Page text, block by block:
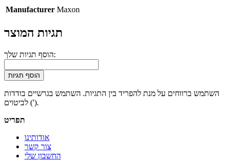
Manufacturer Maxon
תגיות המוצר
הוסף תגיות שלך:
הוסף תגיות
השתמש ברווחים על מנת להפריד בין התגיות. השתמש בגרשיים בודדות
(') לביטוים.
תפריט
אודותינו
צור קשר
החשבון שלי